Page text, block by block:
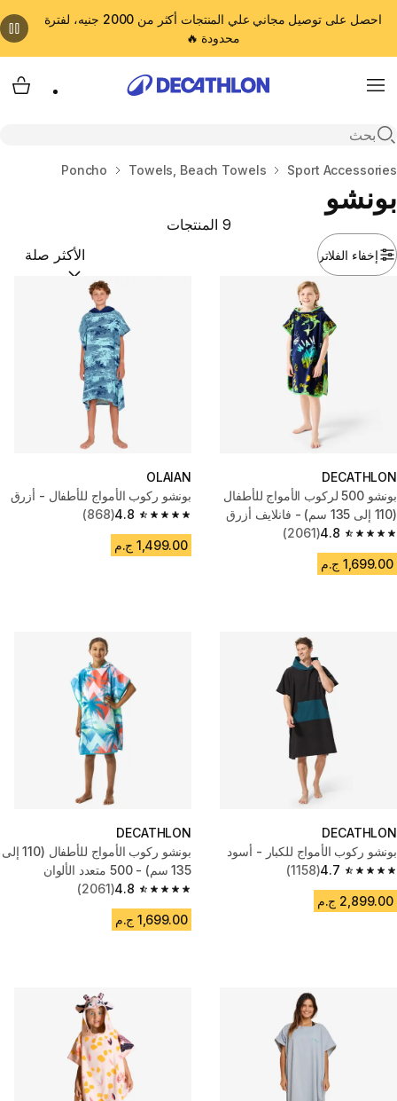
احصل على توصيل مجاني علي المنتجات أكثر من 2000 جنيه، لفترة
محدودة 🔥
Menu
Open search
المنزل
Sport Accessories
Towels, Beach Towels
Poncho
بونشو
إخفاء الفلاتر
9 المنتجات
ترتيب حسب:
DECATHLON
بونشو 500 لركوب الأمواج للأطفال
(110 إلى 135 سم) - فانلايف أزرق
4.8
4.8 out of 5 stars from 2061 reviews
(2061)
1,699.00 ج.م
OLAIAN
بونشو ركوب الأمواج للأطفال - أزرق
4.8
4.8 out of 5 stars from 868 reviews
(868)
1,499.00 ج.م
DECATHLON
بونشو ركوب الأمواج للكبار - أسود
4.7
4.7 out of 5 stars from 1158 reviews
(1158)
2,899.00 ج.م
DECATHLON
بونشو ركوب الأمواج للأطفال (110 إلى
135 سم) - 500 متعدد الألوان
4.8
4.8 out of 5 stars from 2061 reviews
(2061)
1,699.00 ج.م